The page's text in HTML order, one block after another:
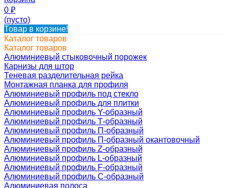
0 ₽
(пусто)
Товар в корзине!
Каталог товаров
Каталог товаров
Алюминиевый стыковочный порожек
Карнизы для штор
Теневая разделительная рейка
Монтажная планка для профиля
Алюминиевый профиль под стекло
Алюминиевый профиль для плитки
Алюминиевый профиль Y-образный
Алюминиевый профиль Т-образный
Алюминиевый профиль П-образный
Алюминиевый профиль П-образный окантовочный
Алюминиевый профиль Z-образный
Алюминиевый профиль L-образный
Алюминиевый профиль F-образный
Алюминиевый профиль C-образный
Алюминиевая полоса